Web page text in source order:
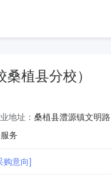
植县分校）
地址： 桑植县澧源镇文明路
务
购意向]